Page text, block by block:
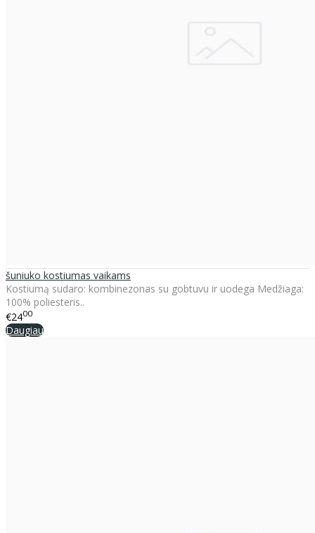
šuniuko kostiumas vaikams
Kostiumą sudaro: kombinezonas su gobtuvu ir uodega Medžiaga:
100% poliesteris..
€2400
Daugiau